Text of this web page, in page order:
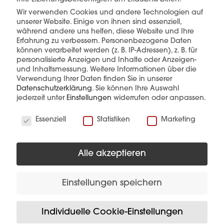
mehr erfahren
Diese Produkte könnten Sie auch
Wir verwenden Cookies und andere Technologien auf
unserer Website. Einige von ihnen sind essenziell,
während andere uns helfen, diese Website und Ihre
Erfahrung zu verbessern. Personenbezogene Daten
können verarbeitet werden (z. B. IP-Adressen), z. B. für
personalisierte Anzeigen und Inhalte oder Anzeigen-
und Inhaltsmessung. Weitere Informationen über die
Verwendung Ihrer Daten finden Sie in unserer
Datenschutzerklärung. Sie können Ihre Auswahl
jederzeit unter Einstellungen widerrufen oder anpassen.
Essenziell
Statistiken Marketing
Alle akzeptieren
Einstellungen speichern
Individuelle Cookie-Einstellungen